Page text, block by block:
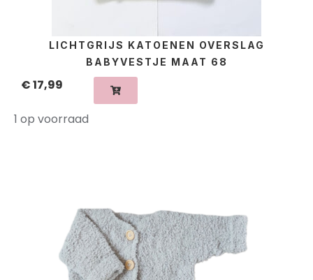
LICHTGRIJS KATOENEN OVERSLAG
BABYVESTJE MAAT 68
€17,99
1 op voorraad